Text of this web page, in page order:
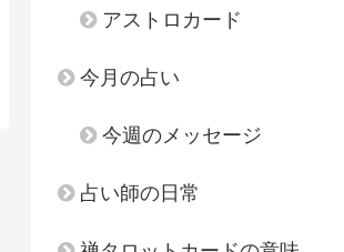
アストロカード
今月の占い
今週のメッセージ
占い師の日常